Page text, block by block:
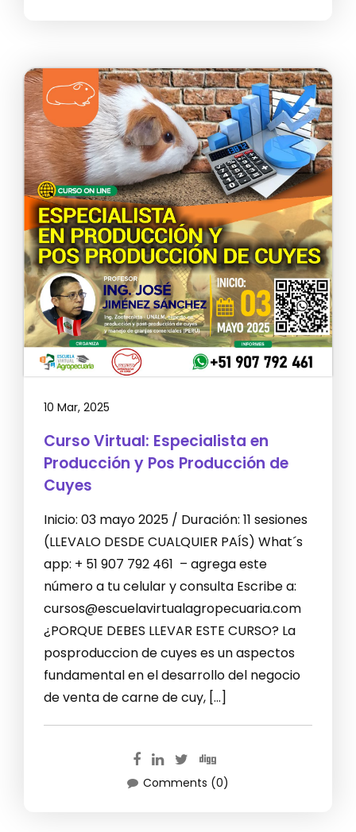
10 Mar, 2025
Curso Virtual: Especialista en
Producción y Pos Producción de
Cuyes
Inicio: 03 mayo 2025 / Duración: 11 sesiones
(LLEVALO DESDE CUALQUIER PAÍS) What´s
app: + 51 907 792 461 – agrega este
número a tu celular y consulta Escribe a:
cursos@escuelavirtualagropecuaria.com
¿PORQUE DEBES LLEVAR ESTE CURSO? La
posproduccion de cuyes es un aspectos
fundamental en el desarrollo del negocio
de venta de carne de cuy, […]
Comments (0)